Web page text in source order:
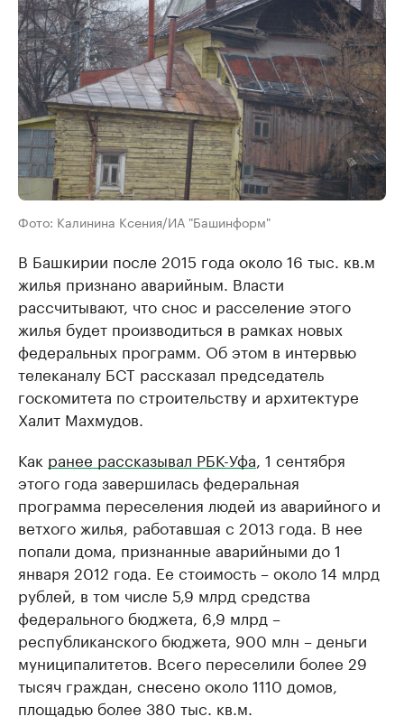
Фото: Калинина Ксения/ИА "Башинформ"
В Башкирии после 2015 года около 16 тыс. кв.м
жилья признано аварийным. Власти
рассчитывают, что снос и расселение этого
жилья будет производиться в рамках новых
федеральных программ. Об этом в интервью
телеканалу БСТ рассказал председатель
госкомитета по строительству и архитектуре
Халит Махмудов.
Как ранее рассказывал РБК-Уфа, 1 сентября
этого года завершилась федеральная
программа переселения людей из аварийного и
ветхого жилья, работавшая с 2013 года. В нее
попали дома, признанные аварийными до 1
января 2012 года. Ее стоимость – около 14 млрд
рублей, в том числе 5,9 млрд средства
федерального бюджета, 6,9 млрд –
республиканского бюджета, 900 млн – деньги
муниципалитетов. Всего переселили более 29
тысяч граждан, снесено около 1110 домов,
площадью более 380 тыс. кв.м.